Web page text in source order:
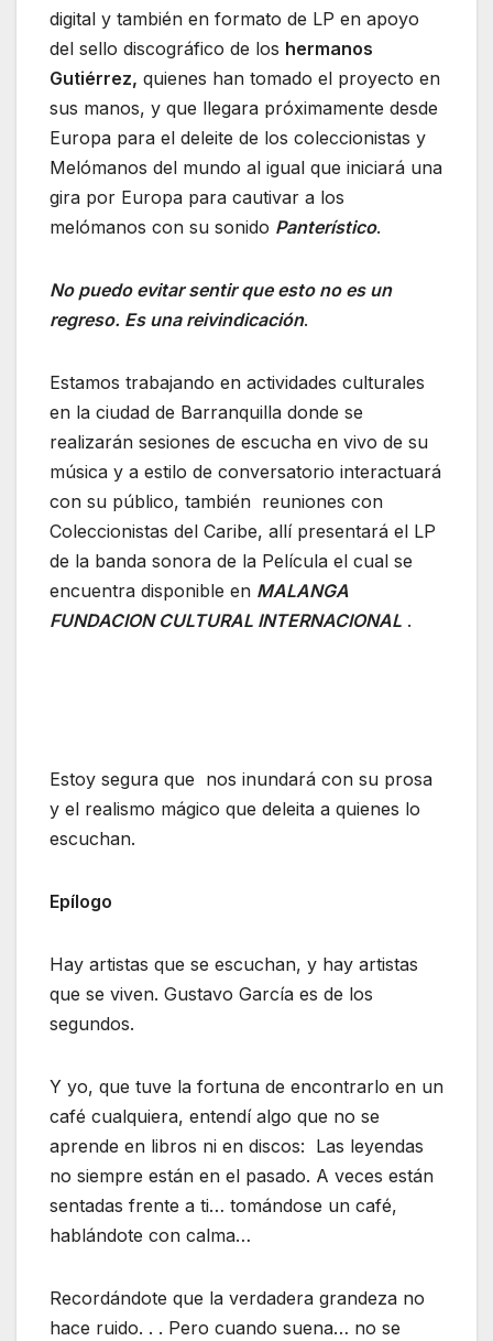
digital y también en formato de LP en apoyo
del sello discográfico de los hermanos
Gutiérrez, quienes han tomado el proyecto en
sus manos, y que llegara próximamente desde
Europa para el deleite de los coleccionistas y
Melómanos del mundo al igual que iniciará una
gira por Europa para cautivar a los
melómanos con su sonido Panterístico.
No puedo evitar sentir que esto no es un
regreso. Es una reivindicación.
Estamos trabajando en actividades culturales
en la ciudad de Barranquilla donde se
realizarán sesiones de escucha en vivo de su
música y a estilo de conversatorio interactuará
con su público, también reuniones con
Coleccionistas del Caribe, allí presentará el LP
de la banda sonora de la Película el cual se
encuentra disponible en MALANGA
FUNDACION CULTURAL INTERNACIONAL .
Estoy segura que nos inundará con su prosa
y el realismo mágico que deleita a quienes lo
escuchan.
Epílogo
Hay artistas que se escuchan, y hay artistas
que se viven. Gustavo García es de los
segundos.
Y yo, que tuve la fortuna de encontrarlo en un
café cualquiera, entendí algo que no se
aprende en libros ni en discos: Las leyendas
no siempre están en el pasado. A veces están
sentadas frente a ti… tomándose un café,
hablándote con calma…
Recordándote que la verdadera grandeza no
hace ruido. . . Pero cuando suena… no se